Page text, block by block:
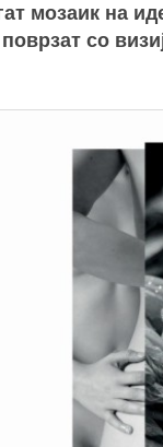
мозаик на
со